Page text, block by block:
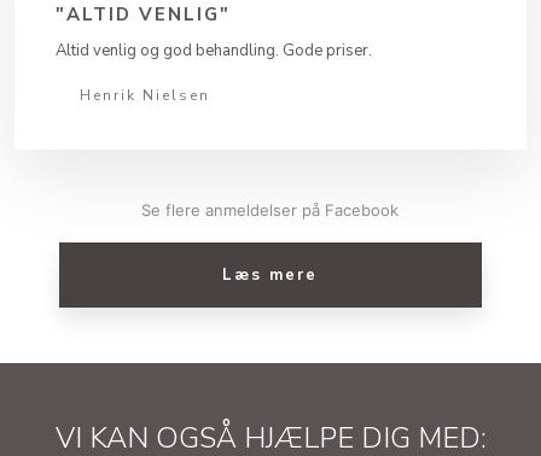
"ALTID VENLIG"
Altid venlig og god behandling. Gode priser.
Henrik Nielsen
Se flere anmeldelser på Facebook​
Læs mere​
VI KAN OGSÅ HJÆLPE DIG MED: